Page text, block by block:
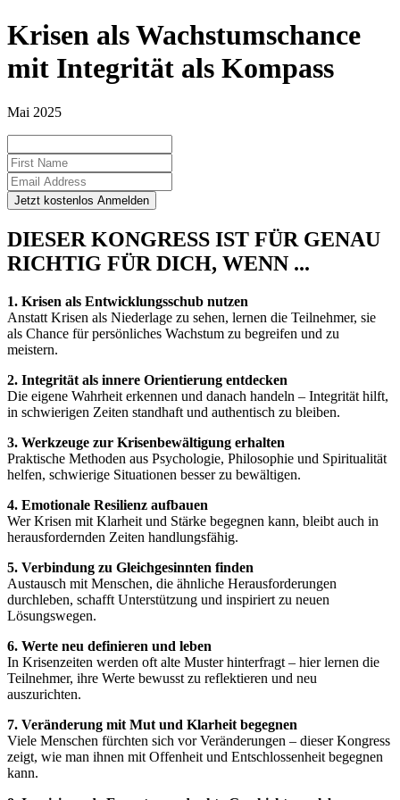
Krisen als Wachstumschance
mit Integrität als Kompass
Mai 2025
DIESER KONGRESS IST FÜR GENAU
RICHTIG FÜR DICH, WENN ...
1. Krisen als Entwicklungsschub nutzen
Anstatt Krisen als Niederlage zu sehen, lernen die Teilnehmer, sie
als Chance für persönliches Wachstum zu begreifen und zu
meistern.
2. Integrität als innere Orientierung entdecken
Die eigene Wahrheit erkennen und danach handeln – Integrität hilft,
in schwierigen Zeiten standhaft und authentisch zu bleiben.
3. Werkzeuge zur Krisenbewältigung erhalten
Praktische Methoden aus Psychologie, Philosophie und Spiritualität
helfen, schwierige Situationen besser zu bewältigen.
4. Emotionale Resilienz aufbauen
Wer Krisen mit Klarheit und Stärke begegnen kann, bleibt auch in
herausfordernden Zeiten handlungsfähig.
5. Verbindung zu Gleichgesinnten finden
Austausch mit Menschen, die ähnliche Herausforderungen
durchleben, schafft Unterstützung und inspiriert zu neuen
Lösungswegen.
6. Werte neu definieren und leben
In Krisenzeiten werden oft alte Muster hinterfragt – hier lernen die
Teilnehmer, ihre Werte bewusst zu reflektieren und neu
auszurichten.
7. Veränderung mit Mut und Klarheit begegnen
Viele Menschen fürchten sich vor Veränderungen – dieser Kongress
zeigt, wie man ihnen mit Offenheit und Entschlossenheit begegnen
kann.